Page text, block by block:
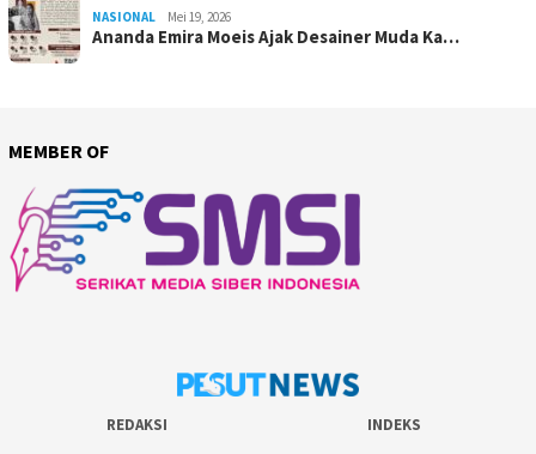
NASIONAL Mei 19, 2026
Ananda Emira Moeis Ajak Desainer Muda Ka…
MEMBER OF
REDAKSI
INDEKS